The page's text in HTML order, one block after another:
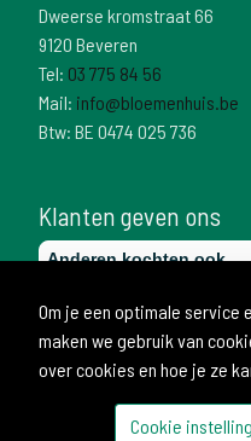
Dweerse kromstraat 66
9120 Beveren
Tel: 03 775 84 56
Mail: info@bloemenhuis.be
Btw: BE 0474 025 736
Klanten geven ons
Om je een optimale service
maken we gebruik van
over cookies en hoe je ze
Cookie